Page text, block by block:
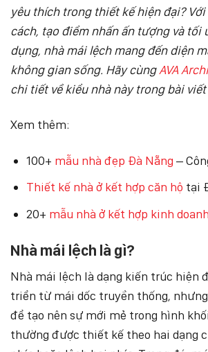
yêu thích trong thiết kế hiện đại?
cách, tạo điểm nhấn ấn tượng và tối
dụng, nhà mái lệch mang đến diện
không gian sống. Hãy cùngAVA
chi tiết về kiểu nhà này trong bài
Xem thêm:
100+ mẫu nhà đẹp Đà Nẵng –
Thiết kế nhà ở kết hợp căn hộ tại
20+ mẫu nhà ở kết hợp kinh doanh
Nhà mái lệch là gì?
Nhà mái lệch là dạng kiến trúc hiện
triển từ mái dốc truyền thống,
để tạo nên sự mới mẻ trong hình
thường được thiết kế theo hai dạng